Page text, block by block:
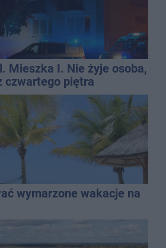
Mieszka I. Nie żyje osoba,
czwartego piętra
wymarzone wakacje na